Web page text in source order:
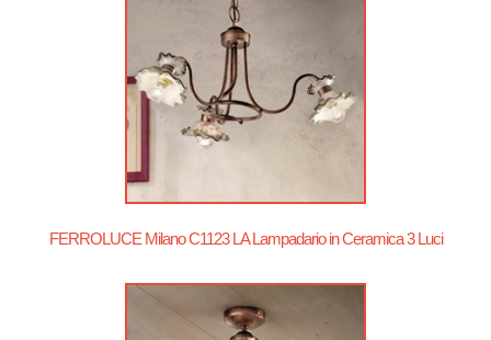
FERROLUCE Milano C1123 LA Lampadario in Ceramica 3 Luci